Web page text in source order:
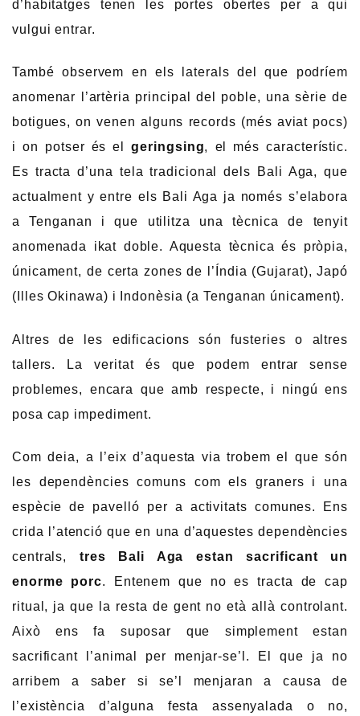
d’habitatges tenen les portes obertes per a qui
vulgui entrar.
També observem en els laterals del que podríem
anomenar l’artèria principal del poble, una sèrie de
botigues, on venen alguns records (més aviat pocs)
i on potser és elgeringsing, el més característic.
Es tracta d’una tela tradicional dels Bali Aga, que
actualment y entre els Bali Aga ja només s’elabora
a Tenganan i que utilitza una tècnica de tenyit
anomenada ikat doble. Aquesta tècnica és pròpia,
únicament, de certa zones de l’Índia (Gujarat), Japó
(Illes Okinawa) i Indonèsia (a Tenganan únicament).
Altres de les edificacions són fusteries o altres
tallers. La veritat és que podem entrar sense
problemes, encara que amb respecte, i ningú ens
posa cap impediment.
Com deia, a l’eix d’aquesta via trobem el que són
les dependències comuns com els graners i una
espècie de pavelló per a activitats comunes. Ens
crida l’atenció que en una d’aquestes dependències
centrals, tres Bali Aga estan sacrificant un
enorme porc. Entenem que no es tracta de cap
ritual, ja que la resta de gent no età allà controlant.
Això ens fa suposar que simplement estan
sacrificant l’animal per menjar-se’l. El que ja no
arribem a saber si se’l menjaran a causa de
l’existència d’alguna festa assenyalada o no,